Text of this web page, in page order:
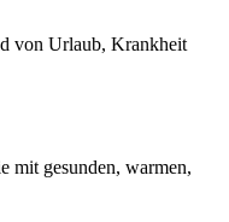
von Urlaub, Krankheit
mit gesunden, warmen,